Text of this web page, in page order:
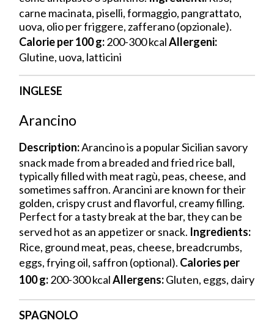
carne macinata, piselli, formaggio, pangrattato,
uova, olio per friggere, zafferano (opzionale).
Calorie per 100 g:200-300 kcalAllergeni:
Glutine, uova, latticini
INGLESE
Arancino
Description:Arancino is a popular Sicilian savory
snack made from a breaded and fried rice ball,
typically filled with meat ragù, peas, cheese, and
sometimes saffron. Arancini are known for their
golden, crispy crust and flavorful, creamy filling.
Perfect for a tasty break at the bar, they can be
served hot as an appetizer or snack. Ingredients:
Rice, ground meat, peas, cheese, breadcrumbs,
eggs, frying oil, saffron (optional). Calories per
100 g:200-300 kcalAllergens:Gluten, eggs, dairy
SPAGNOLO